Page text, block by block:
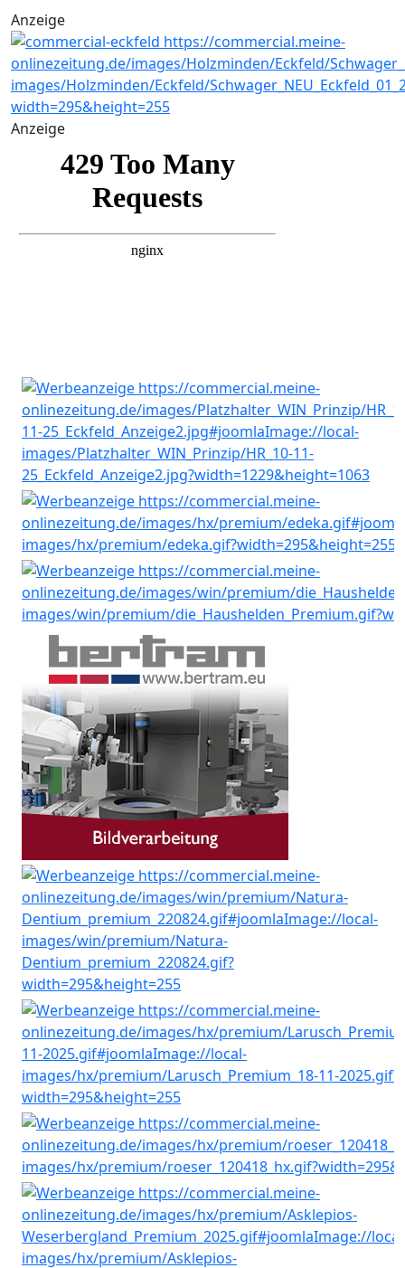
Anzeige
Anzeige